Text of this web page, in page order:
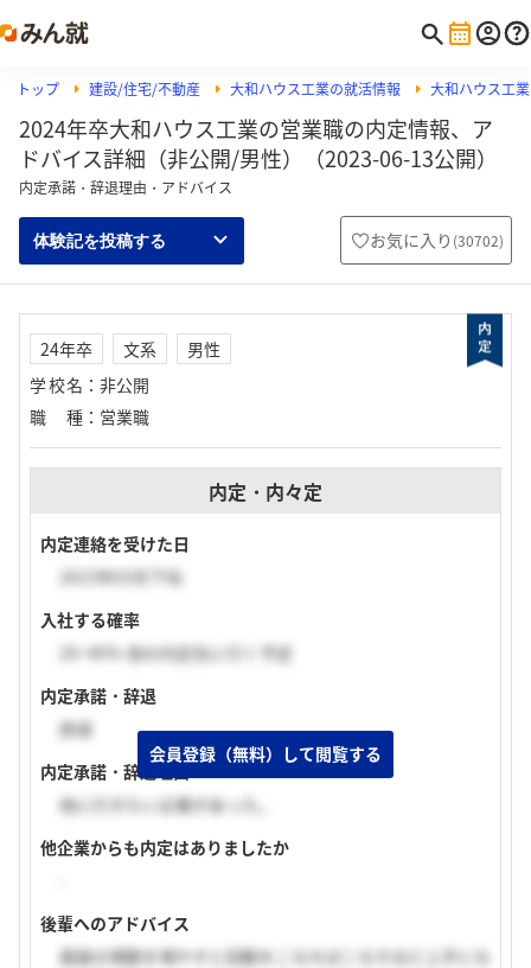
トップ 建設/住宅/不動産 大和ハウス工業の就活情報 大和ハウス工
2024年卒大和ハウス工業の営業職の内定情報、ア
ドバイス詳細（非公開/男性）（2023-06-13公開）
内定承諾・辞退理由・アドバイス
体験記を投稿する お気に入り (30702)
24年卒 文系
男性
学校名 ： 非公開
職種 ： 営業職
内定・内々定
内定連絡を受けた日
2023年03月下旬
入社する確率
20~40% 他の内定先に行く予定
内定承諾・辞退
辞退
内定承諾・辞退理由
他に行きたい企業があった。
他企業からも内定はありましたか
後輩へのアドバイス
面接の場数を増やすと回数をこなせばこなすほど上手にな
会員登録（無料）して閲覧する